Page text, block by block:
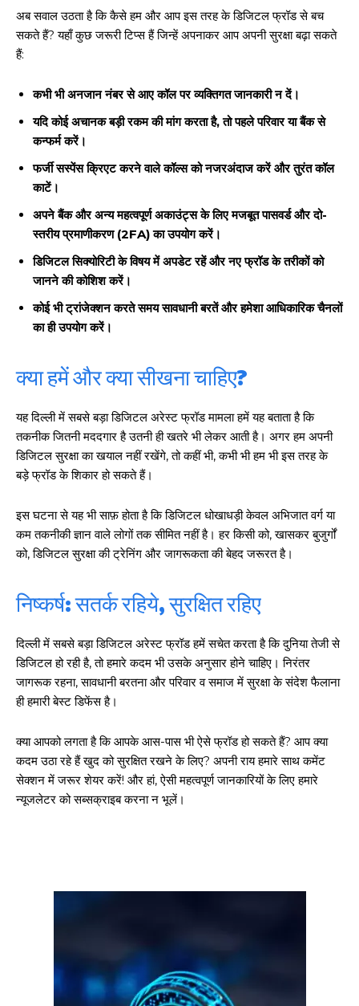
गुरुग्राम साइबर पुलिस ने बीते छह महीने में 18 बैंक कर्मचारियों को किया गिरफ्तार
अब सवाल उठता है कि कैसे हम और आप इस तरह के डिजिटल फ्रॉड से बच
सकते हैं? यहाँ कुछ जरूरी टिप्स हैं जिन्हें अपनाकर आप अपनी सुरक्षा बढ़ा सकते
हैं:
कभी भी अनजान नंबर से आए कॉल पर व्यक्तिगत जानकारी न दें।
यदि कोई अचानक बड़ी रकम की मांग करता है, तो पहले परिवार या बैंक से
कन्फर्म करें।
फर्जी सस्पेंस क्रिएट करने वाले कॉल्स को नजरअंदाज करें और तुरंत कॉल
काटें।
अपने बैंक और अन्य महत्वपूर्ण अकाउंट्स के लिए मजबूत पासवर्ड और दो-
स्तरीय प्रमाणीकरण (2FA) का उपयोग करें।
डिजिटल सिक्योरिटी के विषय में अपडेट रहें और नए फ्रॉड के तरीकों को
जानने की कोशिश करें।
कोई भी ट्रांजेक्शन करते समय सावधानी बरतें और हमेशा आधिकारिक चैनलों
का ही उपयोग करें।
क्या हमें और क्या सीखना चाहिए?
यह दिल्ली में सबसे बड़ा डिजिटल अरेस्ट फ्रॉड मामला हमें यह बताता है कि
तकनीक जितनी मददगार है उतनी ही खतरे भी लेकर आती है। अगर हम अपनी
डिजिटल सुरक्षा का खयाल नहीं रखेंगे, तो कहीं भी, कभी भी हम भी इस तरह के
बड़े फ्रॉड के शिकार हो सकते हैं।
इस घटना से यह भी साफ़ होता है कि डिजिटल धोखाधड़ी केवल अभिजात वर्ग या
कम तकनीकी ज्ञान वाले लोगों तक सीमित नहीं है। हर किसी को, खासकर बुजुर्गों
को, डिजिटल सुरक्षा की ट्रेनिंग और जागरूकता की बेहद जरूरत है।
निष्कर्ष: सतर्क रहिये, सुरक्षित रहिए
दिल्ली में सबसे बड़ा डिजिटल अरेस्ट फ्रॉड हमें सचेत करता है कि दुनिया तेजी से
डिजिटल हो रही है, तो हमारे कदम भी उसके अनुसार होने चाहिए। निरंतर
जागरूक रहना, सावधानी बरतना और परिवार व समाज में सुरक्षा के संदेश फैलाना
ही हमारी बेस्ट डिफेंस है।
क्या आपको लगता है कि आपके आस-पास भी ऐसे फ्रॉड हो सकते हैं? आप क्या
कदम उठा रहे हैं खुद को सुरक्षित रखने के लिए? अपनी राय हमारे साथ कमेंट
सेक्शन में जरूर शेयर करें! और हां, ऐसी महत्वपूर्ण जानकारियों के लिए हमारे
न्यूजलेटर को सब्सक्राइब करना न भूलें।